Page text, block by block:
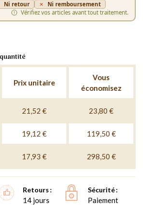
Ni retour
Ni remboursement
Vérifiez vos articles avant tout traitement.
Prix unitaire
Vous
économisez
21,52 € 23,80 €
19,12 € 119,50 €
17,93 € 298,50 €
Retours
14 jours
Sécurité
Paiement